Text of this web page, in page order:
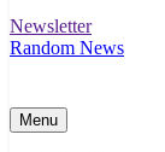
Newsletter
Random News
Menu